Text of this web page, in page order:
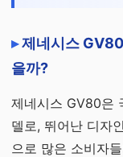
제네시스
을까?
제네시스 GV80은
델로, 뛰어난 디자
으로 많은 소비자